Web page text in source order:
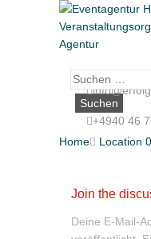
Suche
nach:
+4940 46
Home Location
Join the
Deine E-Mail-